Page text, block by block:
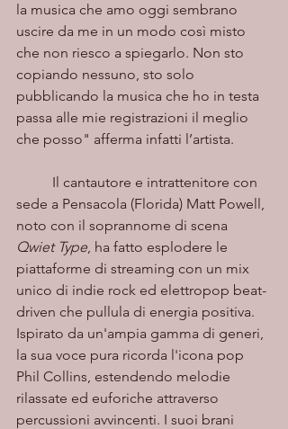
la musica che amo oggi sembrano
uscire da me in un modo così misto
che non riesco a spiegarlo. Non sto
copiando nessuno, sto solo
pubblicando la musica che ho in testa
passa alle mie registrazioni il meglio
che posso" afferma infatti l’artista.
sede a Pensacola (Florida) Matt Powell,
noto con il soprannome di scena
Qwiet Type, ha fatto esplodere le
piattaforme di streaming con un mix
unico di indie rock ed elettropop beat-
driven che pullula di energia positiva.
Ispirato da un'ampia gamma di generi,
la sua voce pura ricorda l'icona pop
Phil Collins, estendendo melodie
rilassate ed euforiche attraverso
percussioni avvincenti. I suoi brani